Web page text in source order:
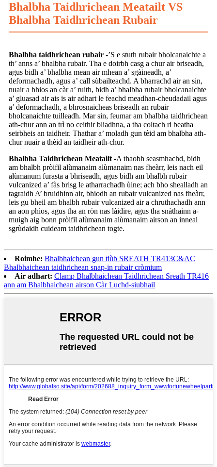
Bhalbha Taidhrichean Meatailt VS
Bhalbha Taidhrichean Rubair
Bhalbha taidhrichean rubair -’S e stuth rubair bholcanaichte a
th’ anns a’ bhalbha rubair. Tha e doirbh casg a chur air briseadh,
agus bidh a’ bhalbha mean air mhean a’ sgàineadh, a’
deformachadh, agus a’ call sùbailteachd. A bharrachd air an sin,
nuair a bhios an càr a’ ruith, bidh a’ bhalbha rubair bholcanaichte
a’ gluasad air ais is air adhart le feachd meadhan-cheudadail agus
a’ deformachadh, a bhrosnaicheas briseadh an rubair
bholcanaichte tuilleadh. Mar sin, feumar am bhalbha taidhrichean
ath-chur ann an trì no ceithir bliadhna, a tha coltach ri beatha
seirbheis an taidheir. Thathar a’ moladh gun tèid am bhalbha ath-
chur nuair a thèid an taidheir ath-chur.
Bhalbha Taidhrichean Meatailt -A thaobh seasmhachd, bidh
am bhalbh pròifil alùmanaim alùmanaim nas fheàrr, leis nach eil
alùmanum furasta a bhriseadh, agus bidh am bhalbh rubair
vulcanized a’ fàs brisg le atharrachadh ùine; ach bho shealladh an
tagraidh A’ bruidhinn air, bhiodh an rubair vulcanized nas fheàrr,
leis gu bheil am bhalbh rubair vulcanized air a chruthachadh ann
an aon phìos, agus tha an ròn nas làidire, agus tha snàthainn a-
muigh aig bonn pròifil alùmanaim alùmanaim airson an inneal
sgrùdaidh cuideam taidhrichean togte.
Roimhe: Bhalbhaichean gun tiùb SREATH TR413C&AC
Bhalbhaichean taidhrichean snap-in rubair cròmium
Air adhart: Clamp Bhalbhaichean Taidhrichean Sreath TR416
ann am Bhalbhaichean airson Càr Luchd-siubhail